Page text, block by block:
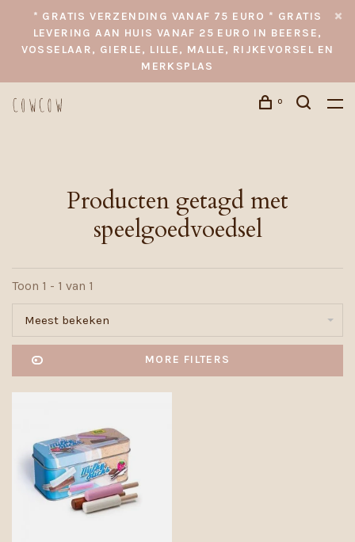
* GRATIS VERZENDING VANAF 75 EURO * GRATIS
LEVERING AAN HUIS VANAF 25 EURO IN BEERSE,
VOSSELAAR, GIERLE, LILLE, MALLE, RIJKEVORSEL EN
MERKSPLAS
0
Producten getagd met
speelgoedvoedsel
Toon 1 - 1 van 1
Meest bekeken
MORE FILTERS